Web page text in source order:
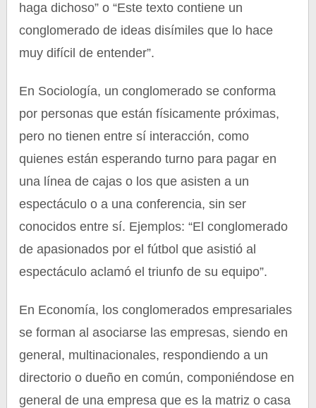
haga dichoso” o “Este texto contiene un
conglomerado de ideas disímiles que lo hace
muy difícil de entender”.
En Sociología, un conglomerado se conforma
por personas que están físicamente próximas,
pero no tienen entre sí interacción, como
quienes están esperando turno para pagar en
una línea de cajas o los que asisten a un
espectáculo o a una conferencia, sin ser
conocidos entre sí. Ejemplos: “El conglomerado
de apasionados por el fútbol que asistió al
espectáculo aclamó el triunfo de su equipo”.
En Economía, los conglomerados empresariales
se forman al asociarse las empresas, siendo en
general, multinacionales, respondiendo a un
directorio o dueño en común, componiéndose en
general de una empresa que es la matriz o casa